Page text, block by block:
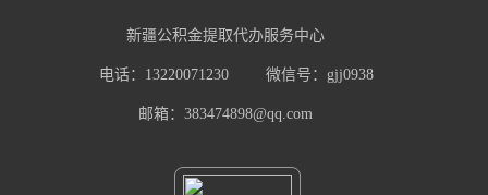
新疆公积金提取代办服务中心
电话：13220071230 微信号：gjj0938
邮箱：383474898@qq.com